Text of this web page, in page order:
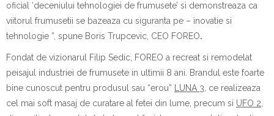
oficial ‘deceniului tehnologiei de frumusete’ si demonstreaza ca
viitorul frumusetii se bazeaza cu siguranta pe – inovatie si
tehnologie ”, spune Boris Trupcevic, CEO FOREO.
Fondat de vizionarul Filip Sedic, FOREO a recreat si remodelat
peisajul industriei de frumusete in ultimii 8 ani. Brandul este foarte
bine cunoscut pentru produsul sau “erou”
LUNA 3 , ce realizeaza
cel mai soft masaj de curatare al fetei din lume, precum si UFO 2